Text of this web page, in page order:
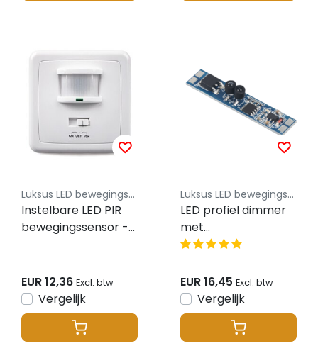
Luksus LED bewegingssensoren
Instelbare LED PIR
bewegingssensor -
EUR 12,36 Excl. btw
Vergelijk
Luksus LED bewegingssensoren
LED profiel dimmer
met
geheugenfunctie
EUR 16,45 Excl. btw
Vergelijk